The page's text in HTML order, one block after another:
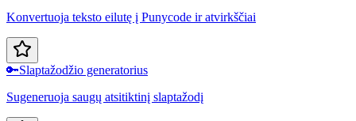
Konvertuoja teksto eilutę į Punycode ir atvirkščiai
🔑Slaptažodžio generatorius
Sugeneruoja saugų atsitiktinį slaptažodį